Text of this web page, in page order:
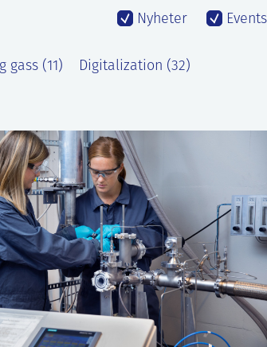
Nyheter Events
gass (11) Digitalization (32)